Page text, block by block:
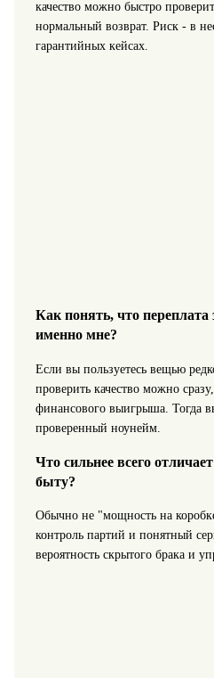
качество можно быстро
нормальный возврат. Риск - в
гарантийных кейсах.
Как понять, что переплата
именно мне?
Если вы пользуетесь вещью
проверить качество можно
финансового выигрыша. Тогда
проверенный ноунейм.
Что сильнее всего
быту?
Обычно не "мощность на
контроль партий и понятный
вероятность скрытого брака и